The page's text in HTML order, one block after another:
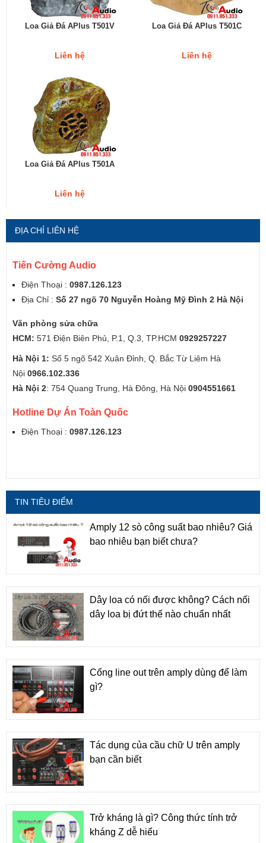
Loa Giả Đá APlus T501V
Liên hệ
Loa Giả Đá APlus T501C
Liên hệ
Loa Giả Đá APlus T501A
Liên hệ
ĐỊA CHỈ LIÊN HỆ
Tiến Cường Audio
Điện Thoại : 0987.126.123
Địa Chỉ : Số 27 ngõ 70 Nguyễn Hoàng Mỹ Đình 2 Hà Nội
Văn phòng sửa chữa
HCM: 571 Điện Biên Phủ, P.1, Q.3, TP.HCM 0929257227
Hà Nội 1: Số 5 ngõ 542 Xuân Đỉnh, Q. Bắc Từ Liêm Hà
Nội 0966.102.336
Hà Nội 2: 754 Quang Trung, Hà Đông, Hà Nội 0904551661
Hotline Dự Án Toàn Quốc
Điện Thoại : 0987.126.123
TIN TIÊU ĐIỂM
Amply 12 sò công suất bao nhiêu? Giá
bao nhiêu bạn biết chưa?
Dây loa có nối được không? Cách nối
dây loa bị đứt thế nào chuẩn nhất
Cổng line out trên amply dùng để làm
gì?
Tác dụng của cầu chữ U trên amply
bạn cần biết
Trở kháng là gì? Công thức tính trở
kháng Z dễ hiểu